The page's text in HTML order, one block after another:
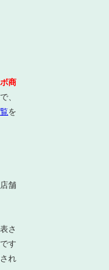
商
、
を
舗
さ
す
れ